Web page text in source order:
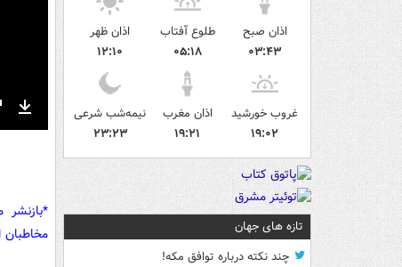
اذان صبح
۰۳:۴۳
طلوع آفتاب
۰۵:۱۸
اذان ظهر
۱۲:۱۰
غروب خورشید
۱۹:۰۲
اذان مغرب
۱۹:۲۱
نیمه‌شب شرعی
۲۳:۲۳
تازه های جهان
چند نکته درباره توافق مکه!
Download